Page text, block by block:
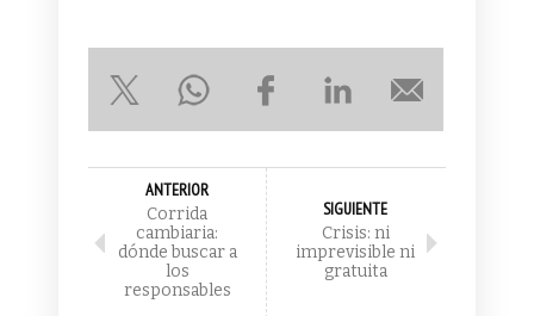
ANTERIOR
Corrida
cambiaria:
dónde buscar a
los
responsables
SIGUIENTE
Crisis: ni
imprevisible ni
gratuita